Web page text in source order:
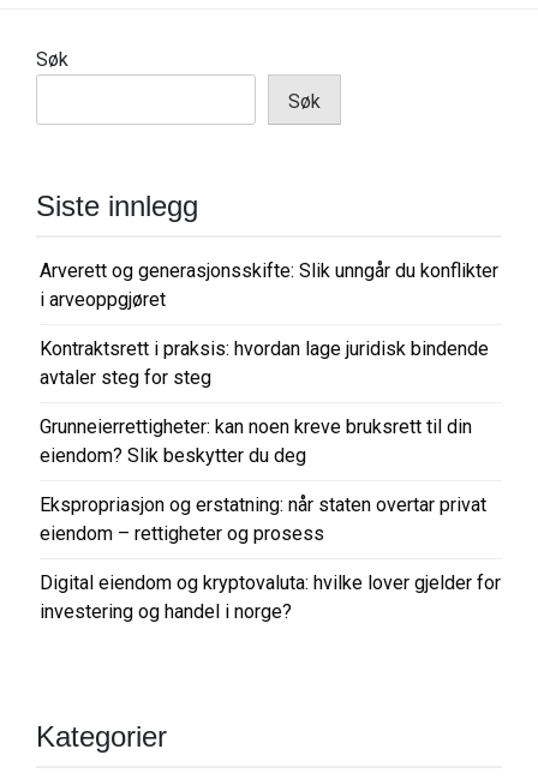
Søk
Søk
Siste innlegg
Arverett og generasjonsskifte: Slik unngår du konflikter
i arveoppgjøret
Kontraktsrett i praksis: hvordan lage juridisk bindende
avtaler steg for steg
Grunneierrettigheter: kan noen kreve bruksrett til din
eiendom? Slik beskytter du deg
Ekspropriasjon og erstatning: når staten overtar privat
eiendom – rettigheter og prosess
Digital eiendom og kryptovaluta: hvilke lover gjelder for
investering og handel i norge?
Kategorier